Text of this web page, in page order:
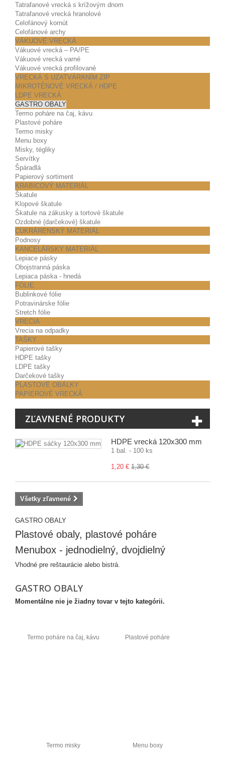
Tatrafanové vrecká s krížovým dnom
Tatrafanové vrecká hranolové
Celofánový kornút
Celofánové archy
VÁKUOVÉ VRECKÁ
Vákuové vrecká – PA/PE
Vákuové vrecká varné
Vákuové vrecká profilované
VRECKÁ S UZATVÁRANÍM ZIP
MIKROTÉNOVÉ VRECKÁ / HDPE
LDPE VRECKÁ
GASTRO OBALY
Termo poháre na čaj, kávu
Plastové poháre
Termo misky
Menu boxy
Misky, tégliky
Servítky
Špáradlá
Papierový sortiment
KRABICOVÝ MATERIÁL
Škatule
Klopové škatule
Škatule na zákusky a tortové škatule
Ozdobné (darčekové) škatule
CUKRÁRENSKÝ MATERIÁL
Podnosy
KANCELÁRSKY MATERIÁL
Lepiace pásky
Obojstranná páska
Lepiaca páska - hnedá
FÓLIE
Bublinkové fólie
Potravinárske fólie
Stretch fólie
VRECIA
Vrecia na odpadky
TAŠKY
Papierové tašky
HDPE tašky
LDPE tašky
Darčekové tašky
PLASTOVÉ OBÁLKY
PAPIEROVÉ VRECKÁ
ZĽAVNENÉ PRODUKTY
HDPE vrecká 120x300 mm
1 bal. - 100 ks
1,20 € 1,30 €
Všetky zľavnené
GASTRO OBALY
Plastové obaly, plastové poháre
Menubox - jednodielný, dvojdielný
Vhodné pre reštaurácie alebo bistrá.
GASTRO OBALY
Momentálne nie je žiadny tovar v tejto kategórii.
Termo poháre na čaj, kávu Plastové poháre
Termo misky Menu boxy